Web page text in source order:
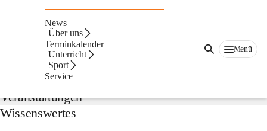
News
Über uns
Terminkalender
Unterricht
Sport
Service
Menü
Aktuelles
Veranstaltungen
Wissenswertes